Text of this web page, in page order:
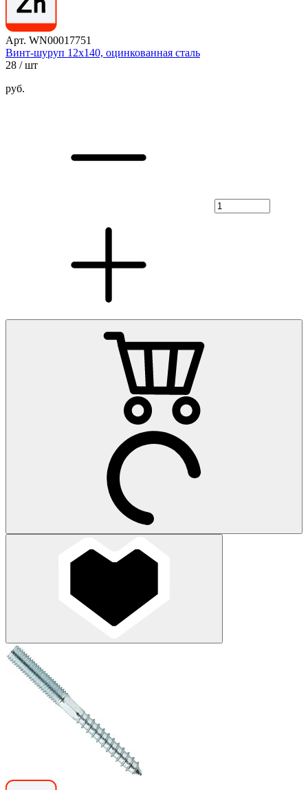
Арт. WN00017751
Винт-шуруп 12х140, оцинкованная сталь
28 / шт
руб.